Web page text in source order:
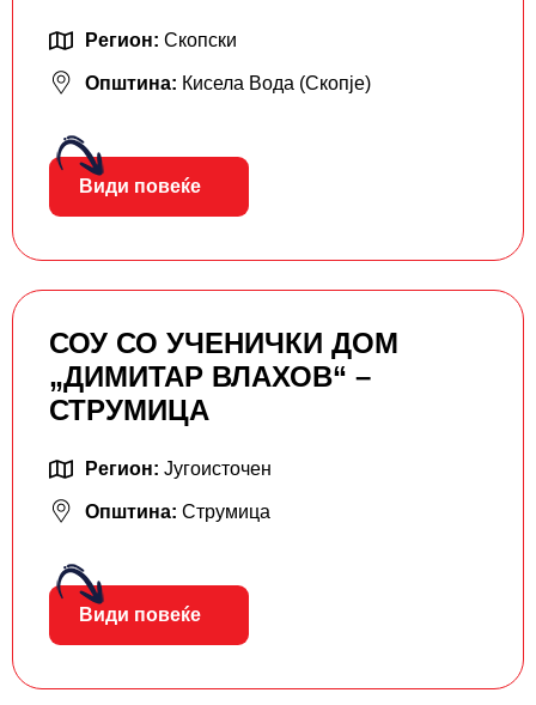
Регион: Скопски
Општина: Кисела Вода (Скопје)
Види повеќе
СОУ СО УЧЕНИЧКИ ДОМ
„ДИМИТАР ВЛАХОВ“ –
СТРУМИЦА
Регион: Југоисточен
Општина: Струмица
Види повеќе